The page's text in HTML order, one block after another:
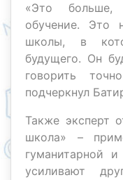
«Это больше,
обучение. Это
школы, в
будущего. Он
говорить
подчеркнул
Также эксперт
школа» –
гуманитарной
усиливают